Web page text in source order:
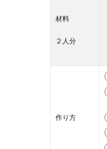
材料
２人分
作り方